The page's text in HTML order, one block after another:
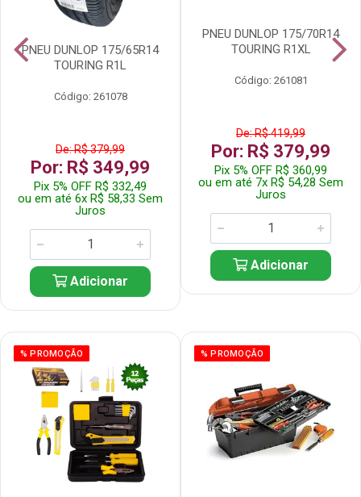
PNEU DUNLOP 175/65R14
TOURING R1L
Código: 261078
De: R$ 379,99
Por: R$ 349,99
Pix 5% OFF R$ 332,49
ou em até 6x R$ 58,33 Sem
Juros
Adicionar
PNEU DUNLOP 175/70R14
TOURING R1XL
Código: 261081
De: R$ 419,99
Por: R$ 379,99
Pix 5% OFF R$ 360,99
ou em até 7x R$ 54,28 Sem
Juros
Adicionar
% PROMOÇÃO % PROMOÇÃO